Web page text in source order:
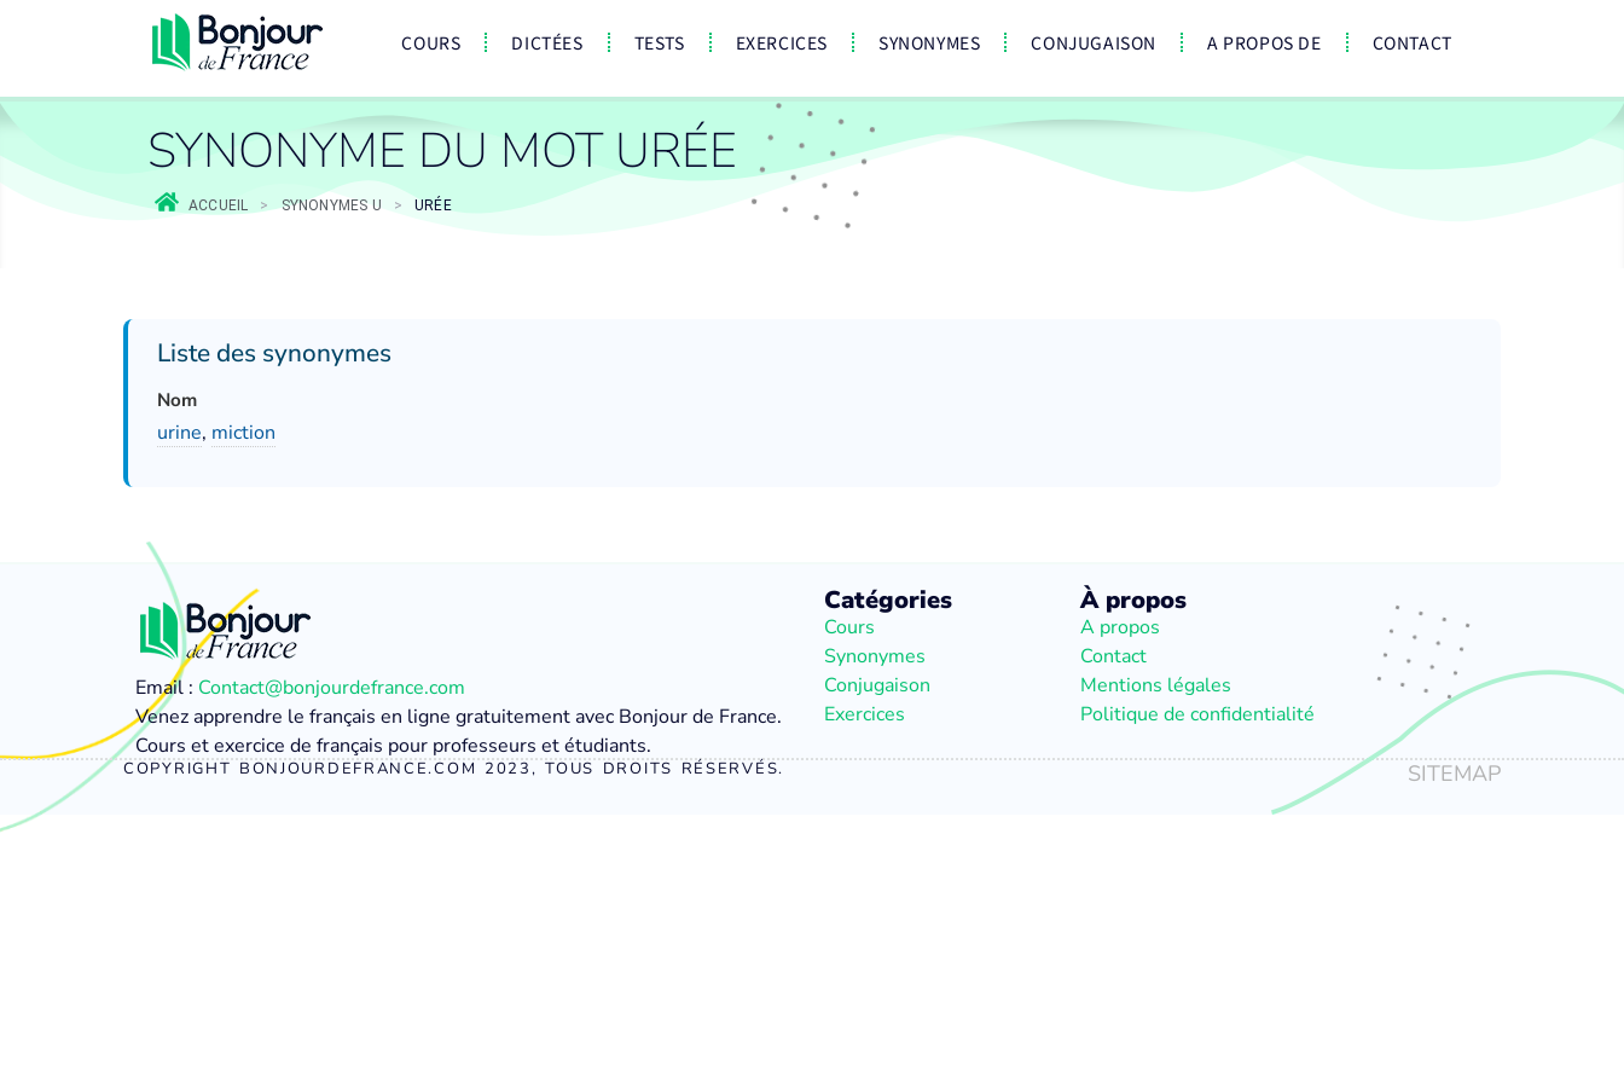
COURS DICTÉES TESTS EXERCICES SYNONYMES CONJUGAISON A PROPOS DE CONTACT
SYNONYME DU MOT URÉE
ACCUEIL > SYNONYMES U > URÉE
Liste des synonymes
Nom
urine, miction
Email : Contact@bonjourdefrance.com
Venez apprendre le français en ligne gratuitement avec Bonjour de France.
Cours et exercice de français pour professeurs et étudiants.
Catégories
Cours
Synonymes
Conjugaison
Exercices
À propos
A propos
Contact
Mentions légales
Politique de confidentialité
COPYRIGHT BONJOURDEFRANCE.COM 2023, TOUS DROITS RÉSERVÉS. SITEMAP